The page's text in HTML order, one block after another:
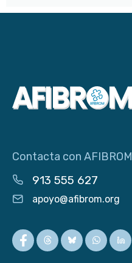
Contacta con AFIBROM
913 555 627
apoyo@afibrom.org